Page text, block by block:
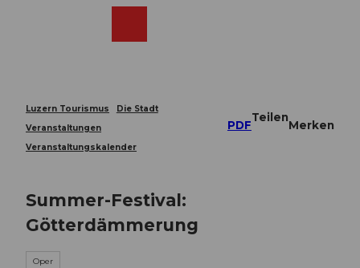
Luzern Tourismus
Die Stadt
Veranstaltungen
Veranstaltungskalender
PDF
Teilen
Merken
Summer-Festival:
Götterdämmerung
Oper